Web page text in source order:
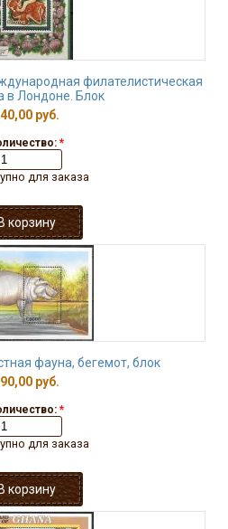
филателистическая
в Лондоне. Блок
руб.
*
для заказа
фауна, бегемот, блок
руб.
*
для заказа